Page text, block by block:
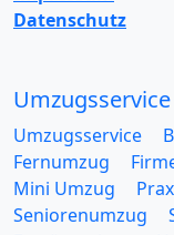
Datenschutz
Umzugsservice
Umzugsservice
Fernumzug
Mini Umzug
Seniorenumzug